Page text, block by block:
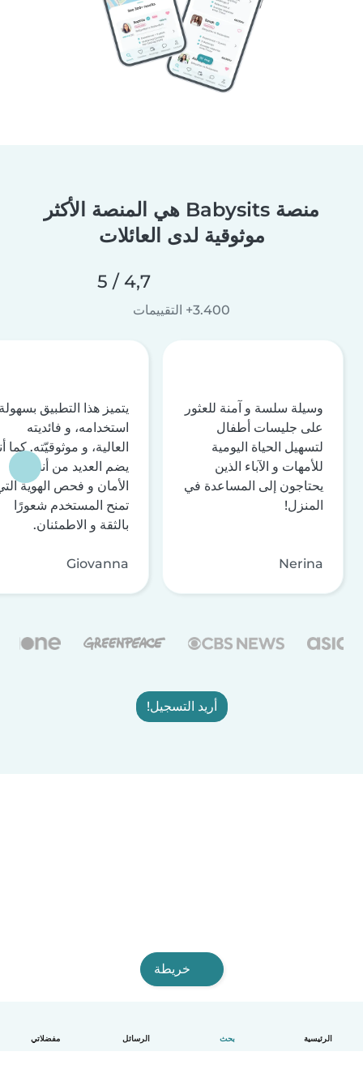
الرئيسية بحث الرسائل مفضلاتي
منصة Babysits هي المنصة الأكثر
موثوقية لدى العائلات
4,7 / 5
3.400+ التقييمات
وسيلة سلسة و آمنة للعثور
على جليسات أطفال
لتسهيل الحياة اليومية
للأمهات و الآباء الذين
يحتاجون إلى المساعدة في
المنزل!
Nerina
يتميز هذا التطبيق
استخدامه، و فائديته
العالية، و موثوقيّته. كما
يضم العديد من أنظمة
الأمان و فحص الهوية
تمنح المستخدم شعورًا
بالثقة و الاطمئنان.
Giovanna
أريد التسجيل!
خريطة